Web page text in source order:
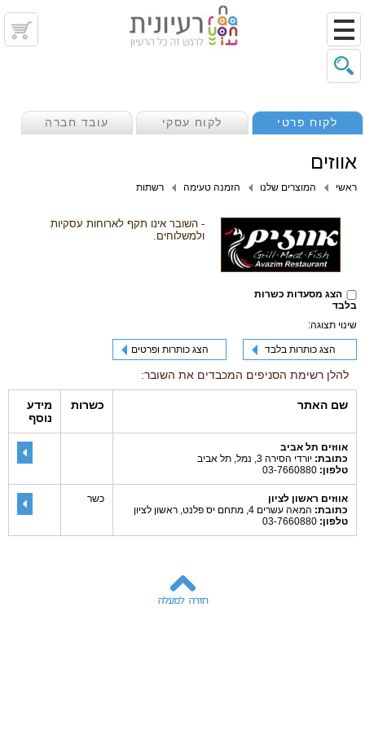
לקוח פרטי לקוח עסקי עובד חברה
אווזים
ראשי המוצרים שלנו הזמנה טעימה רשתות
- השובר אינו תקף לארוחות עסקיות
ולמשלוחים.
הצג מסעדות כשרות
בלבד
שינוי תצוגה:
הצג כותרות בלבד הצג כותרות ופרטים
להלן רשימת הסניפים המכבדים את השובר:
שם האתר כשרות
מידע
נוסף
אווזים תל אביב
כתובת: יורדי הסירה 3, נמל, תל אביב
טלפון:
אווזים ראשון לציון
כתובת: המאה עשרים 4, מתחם יס פלנט, ראשון לציון
טלפון:
כשר